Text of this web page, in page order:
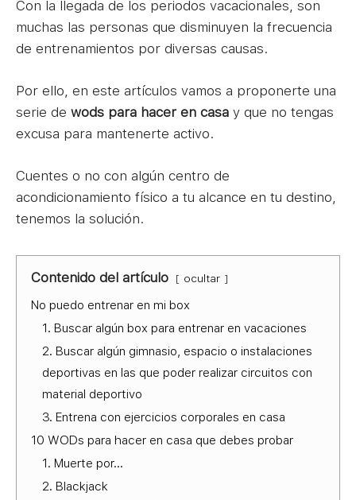
Con la llegada de los periodos vacacionales, son
muchas las personas que disminuyen la frecuencia
de entrenamientos por diversas causas.
Por ello, en este artículos vamos a proponerte una
serie de wods para hacer en casa y que no tengas
excusa para mantenerte activo.
Cuentes o no con algún centro de
acondicionamiento físico a tu alcance en tu destino,
tenemos la solución.
Contenido del artículo ocultar
No puedo entrenar en mi box
1. Buscar algún box para entrenar en vacaciones
2. Buscar algún gimnasio, espacio o instalaciones
deportivas en las que poder realizar circuitos con
material deportivo
3. Entrena con ejercicios corporales en casa
10 WODs para hacer en casa que debes probar
1. Muerte por…
2. Blackjack